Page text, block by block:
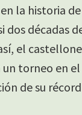
la historia
dos décadas
el
torneo en
de su